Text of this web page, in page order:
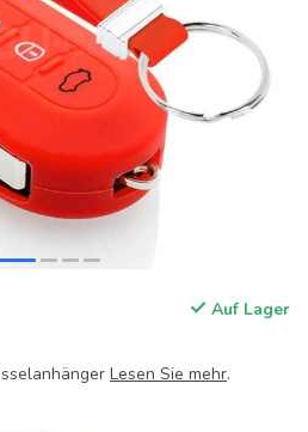
Auf Lager
Lesen Sie mehr.